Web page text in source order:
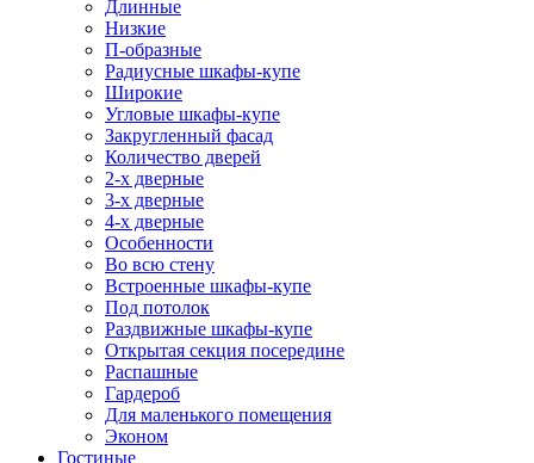
Длинные
Низкие
П-образные
Радиусные шкафы-купе
Широкие
Угловые шкафы-купе
Закругленный фасад
Количество дверей
2-х дверные
3-х дверные
4-х дверные
Особенности
Во всю стену
Встроенные шкафы-купе
Под потолок
Раздвижные шкафы-купе
Открытая секция посередине
Распашные
Гардероб
Для маленького помещения
Эконом
Гостиные